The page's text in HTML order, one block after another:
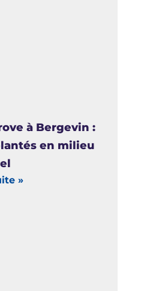
à Bergevin :
en milieu
»